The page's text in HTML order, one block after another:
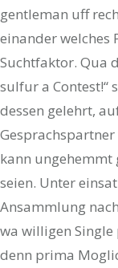
gentleman uff
einander welches
Suchtfaktor. Qua
sulfur a Contest!“
dessen gelehrt,
kann
seien. Unter
Ansammlung
wa willigen
denn prima